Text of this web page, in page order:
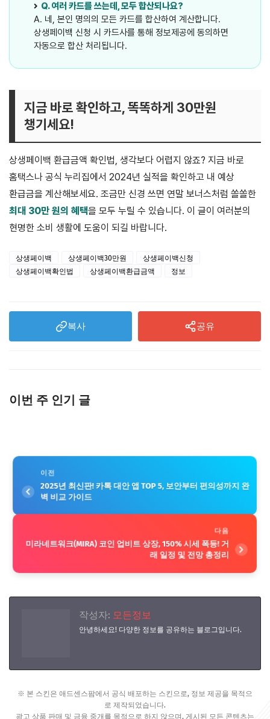
Q. 여러 카드를 쓰는데, 모두 합산되나요?
A. 네, 본인 명의의 모든 카드를 합산하여 계산합니다.
상생페이백 신청 시 카드사를 통해 정보제공에 동의하면
자동으로 합산 처리됩니다.
지금 바로 확인하고, 똑똑하게 30만원
챙기세요!
상생페이백 환급금액 확인법, 생각보다 어렵지 않죠? 지금 바로
홈택스나 공식 누리집에서 2024년 실적을 확인하고 내 예상
환급금을 계산해보세요. 조금만 신경 쓰면 연말 보너스처럼 쏠쏠한
최대 30만 원의 혜택을 모두 누릴 수 있습니다. 이 글이 여러분의
현명한 소비 생활에 도움이 되길 바랍니다.
상생페이백 상생페이백30만원
상생페이백신청
상생페이백확인법
상생페이백환급금액 정보
복사 공유
이번 주 인기 글
이전
2025년 최신판! 카톡 대안 앱 TOP 5, 보안부터 편의성까지 완
벽 비교 가이드
다음
미라네트워크(MIRA) 코인 업비트 상장, 150% 시세 폭등! 거
래 일정 및 전망 총정리
작성자: 모든정보
안녕하세요! 다양한 정보를 공유하는 블로그입니다.
※ 본 스킨은 애드센스팜에서 공식 배포하는 스킨으로, 정보 제공을 목적으
로 제작되었습니다.
광고 상품 판매 및 금융 중개를 목적으로 하지 않으며, 게시된 모든 콘텐츠는